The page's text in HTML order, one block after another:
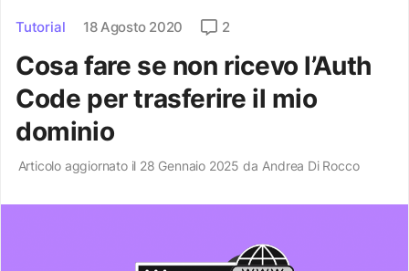
Tutorial 18 Agosto 2020 2
Cosa fare se non ricevo l’Auth
Code per trasferire il mio
dominio
Articolo aggiornato il 28 Gennaio 2025 da Andrea Di Rocco